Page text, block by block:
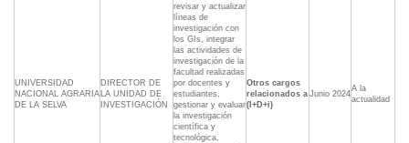
UNIVERSIDAD
NACIONAL AGRARIA
DE LA SELVA
DIRECTOR DE
LA UNIDAD DE
INVESTIGACIÓN
revisar y actualizar
líneas de
investigación con
los GIs, integrar
las actividades de
investigación de la
facultad realizadas
por docentes y
estudiantes,
gestionar y evaluar
la investigación
científica y
tecnológica,
Otros cargos
relacionados a
(I+D+i)
Junio 2024
A la
actualidad